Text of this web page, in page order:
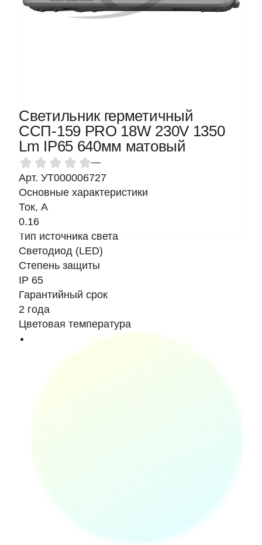
Светильник герметичный
ССП-159 PRO 18W 230V 1350
Lm IP65 640мм матовый
—
Арт. УТ000006727
Основные характеристики
Ток, A
0.16
Тип источника света
Светодиод (LED)
Степень защиты
IP 65
Гарантийный срок
2 года
Цветовая температура